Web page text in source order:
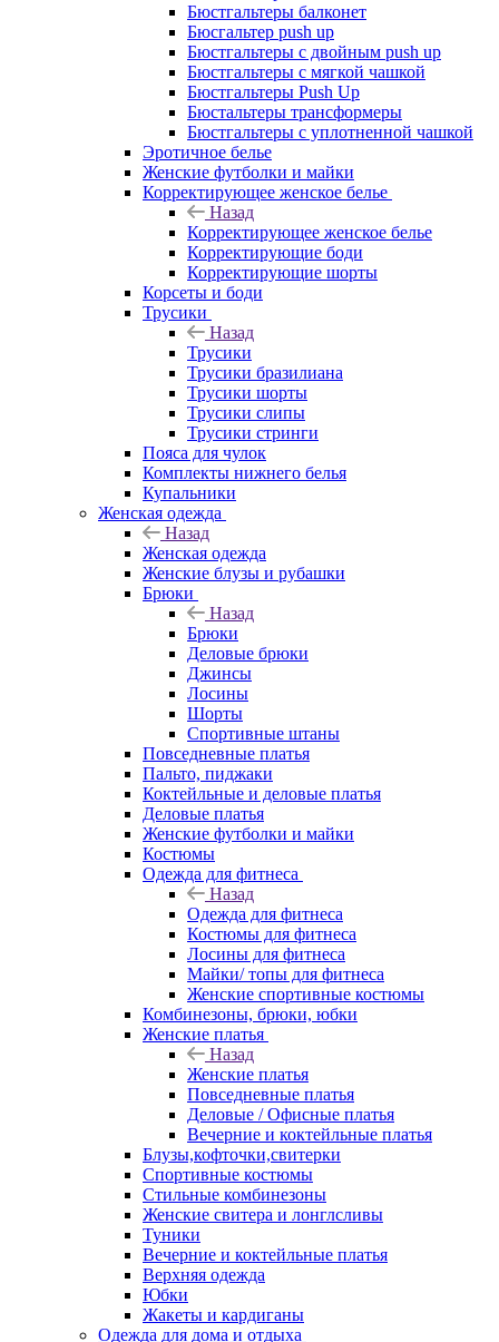
Бюстгальтеры балконет
Бюсгальтер push up
Бюстгальтеры с двойным push up
Бюстгальтеры с мягкой чашкой
Бюстгальтеры Push Up
Бюстальтеры трансформеры
Бюстгальтеры с уплотненной чашкой
Эротичное белье
Женские футболки и майки
Корректирующее женское белье
Назад
Корректирующее женское белье
Корректирующие боди
Корректирующие шорты
Корсеты и боди
Трусики
Назад
Трусики
Трусики бразилиана
Трусики шорты
Трусики слипы
Трусики стринги
Пояса для чулок
Комплекты нижнего белья
Купальники
Женская одежда
Назад
Женская одежда
Женские блузы и рубашки
Брюки
Назад
Брюки
Деловые брюки
Джинсы
Лосины
Шорты
Спортивные штаны
Повседневные платья
Пальто, пиджаки
Коктейльные и деловые платья
Деловые платья
Женские футболки и майки
Костюмы
Одежда для фитнеса
Назад
Одежда для фитнеса
Костюмы для фитнеса
Лосины для фитнеса
Майки/ топы для фитнеса
Женские спортивные костюмы
Комбинезоны, брюки, юбки
Женские платья
Назад
Женские платья
Повседневные платья
Деловые / Офисные платья
Вечерние и коктейльные платья
Блузы,кофточки,свитерки
Спортивные костюмы
Стильные комбинезоны
Женские свитера и лонглсливы
Туники
Вечерние и коктейльные платья
Верхняя одежда
Юбки
Жакеты и кардиганы
Одежда для дома и отдыха